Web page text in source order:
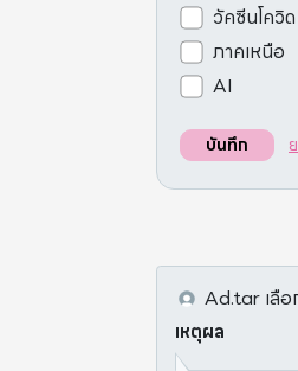
วัคซีนโควิด
ภาคเหนือ
AI
บันทึก
Ad.tar เลื
เหตุผล